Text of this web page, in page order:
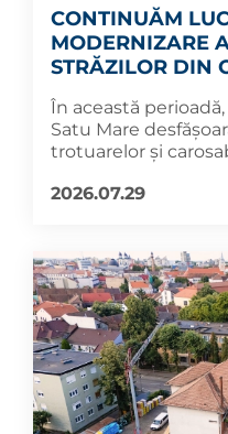
CONTINUĂM
MODERNIZARE
STRĂZILOR DIN
În această
Satu Mare
trotuarelor și
2026.07.29